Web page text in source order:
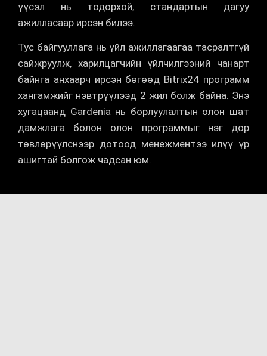
үүсэл нь тодорхой, стандартын дагуу
ажилласаар ирсэн билээ.
Тус байгууллага нь үйл ажиллагаагаа тасралтгүй
сайжруулж, харилцагчийн үйлчилгээний чанарт
байнга анхаарч ирсэн бөгөөд Bitrix24 программ
хангамжийг нэвтрүүлээд 2 жил болж байна. Энэ
хугацаанд Gardenia нь борлуулалтын олон шат
дамжлага болон олон программыг нэг дор
төвлөрүүлснээр дотоод менежментээ илүү үр
ашигтай болгож чадсан юм.